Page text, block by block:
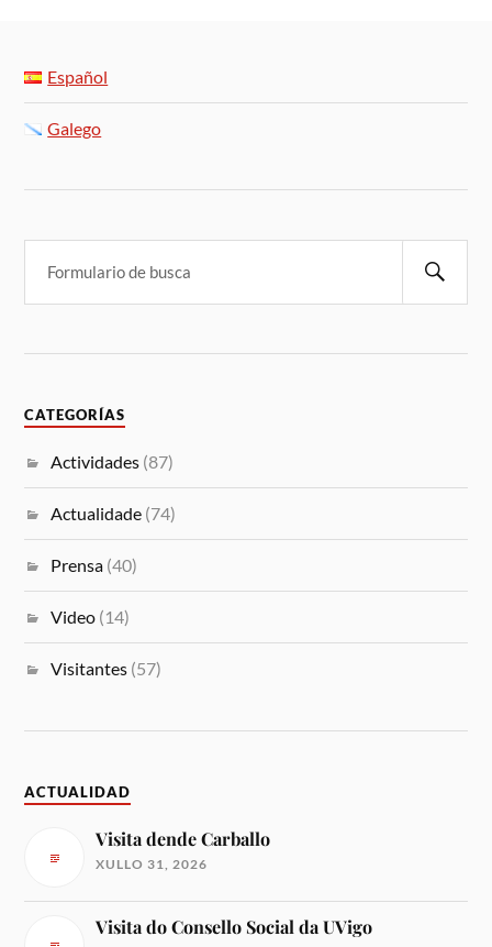
Español
Galego
CATEGORÍAS
Actividades (87)
Actualidade (74)
Prensa (40)
Video (14)
Visitantes (57)
ACTUALIDAD
Visita dende Carballo
XULLO 31, 2026
Visita do Consello Social da UVigo